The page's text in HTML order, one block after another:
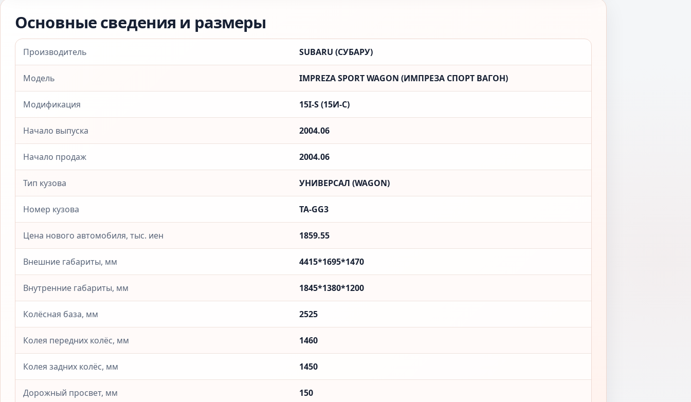
Основные сведения и размеры
Производитель SUBARU (СУБАРУ)
Модель IMPREZA SPORT WAGON (ИМПРЕЗА СПОРТ ВАГОН)
Модификация 15I-S (15И-С)
Начало выпуска 2004.06
Начало продаж 2004.06
Тип кузова УНИВЕРСАЛ (WAGON)
Номер кузова TA-GG3
Цена нового автомобиля, тыс. иен 1859.55
Внешние габариты, мм 4415*1695*1470
Внутренние габариты, мм 1845*1380*1200
Колёсная база, мм 2525
Колея передних колёс, мм 1460
Колея задних колёс, мм 1450
Дорожный просвет, мм 150